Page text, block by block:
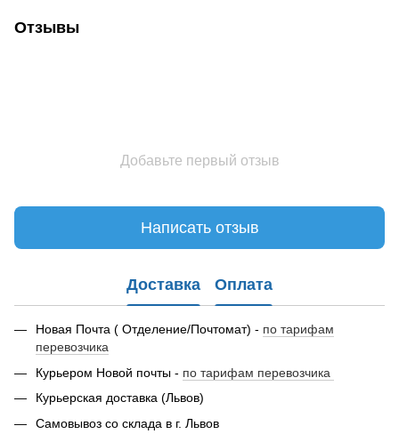
Отзывы
Добавьте первый отзыв
Написать отзыв
Доставка Оплата
Новая Почта ( Отделение/Почтомат) - по тарифам
перевозчика
Курьером Новой почты - по тарифам перевозчика
Курьерская доставка (Львов)
Самовывоз со склада в г. Львов